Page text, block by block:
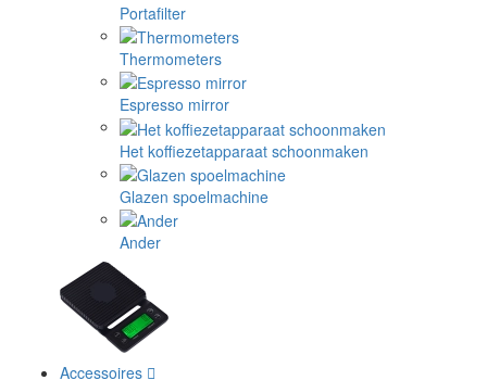
Portafilter
Thermometers
Espresso mirror
Het koffiezetapparaat schoonmaken
Glazen spoelmachine
Ander
Accessoires